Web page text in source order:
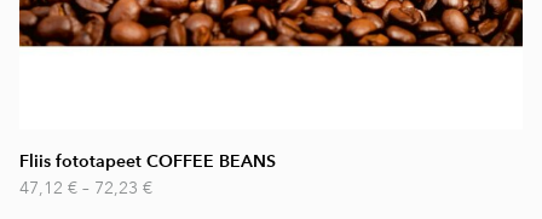
Fliis fototapeet COFFEE BEANS
47,12 € – 72,23 €